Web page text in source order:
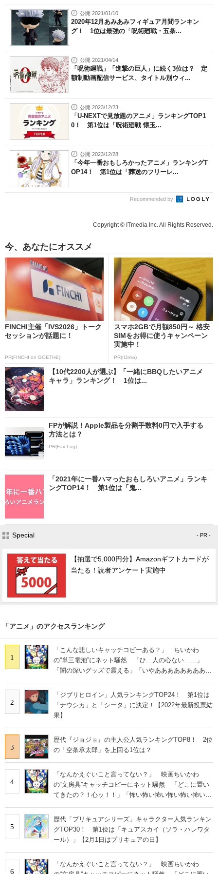
公開 2021/01/10
2020年12月あみあみフィギュア月間ランキン
グ！ 1位は最強の「呪術廻戦・五条...
公開 2021/04/14
「呪術廻戦」「進撃の巨人」に続く3位は？ 定
額制動画配信サービス、タイトル別ウィ...
公開 2023/12/23
「U-NEXTで見放題のアニメ」ランキングTOP1
0！ 第1位は「呪術廻戦 懐玉...
公開 2023/12/28
「今年一番おもしろかったアニメ」ランキングT
OP14！ 第1位は「葬送のフリーレ...
Recommended by
Copyright © ITmedia Inc. All Rights Reserved.
今、あなたにオススメ
FINCHI主催「IVS2026」トーク
セッションが話題に！
PR(FINCHI on GOETHE)
スマホ2GBで月額850円～ 格安
SIMをお得に使うキャンペーン
実施中！
PR(IIJmio)
【10代2200人が選ぶ】「一緒にBBQしたいアニメ
キャラ」ランキング！ 1位は...
FPが解説！Apple製品を分割手数料0円で入手する
方法とは？
PR(Fav-Log)
「2021年に一番ハマったおもしろいアニメ」ランキ
ングTOP14！ 第1位は「鬼...
Special - PR -
【抽選で5,000円分】Amazonギフトカードが
当たる！読者アンケート実施中
「アニメ」のアクセスランキング
1
「こんな悲しいキャッチコピーある？」 ちいかわ
の“単三電池”にネット騒然 「ひ…人の心ない……」
「闇の深いグッズで震える」「いやあああああああああ
2
「ジブリヒロイン」人気ランキングTOP24！ 第1位は
「ナウシカ」と「シータ」に決定！【2022年最新投票結
果】
3
歴代『ジョジョ』の主人公人気ランキングTOP8！ 2位
の「空条承太郎」を上回る1位は？
4
「なんかえぐいこと言ってない？」 映画ちいかわ
の“文房具”キャッチコピーにネット騒然 「どこに置い
てきたの？！心ッ！！」「怖い怖い怖い怖い怖い怖い怖
5
歴代「プリキュアシリーズ」キャラクター人気ランキン
グTOP30！ 第1位は「キュアスカイ（ソラ・ハレワタ
ール）」【2月1日はプリキュアの日】
6
「なんかえぐいこと言ってない？」 映画ちいかわ